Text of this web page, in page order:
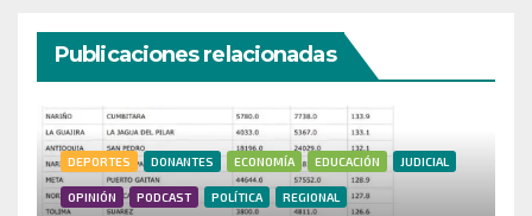
Publicaciones relacionadas
DEPORTES DONANTES ECONOMÍA EDUCACIÓN JUDICIAL
OPINIÓN PODCAST POLÍTICA REGIONAL